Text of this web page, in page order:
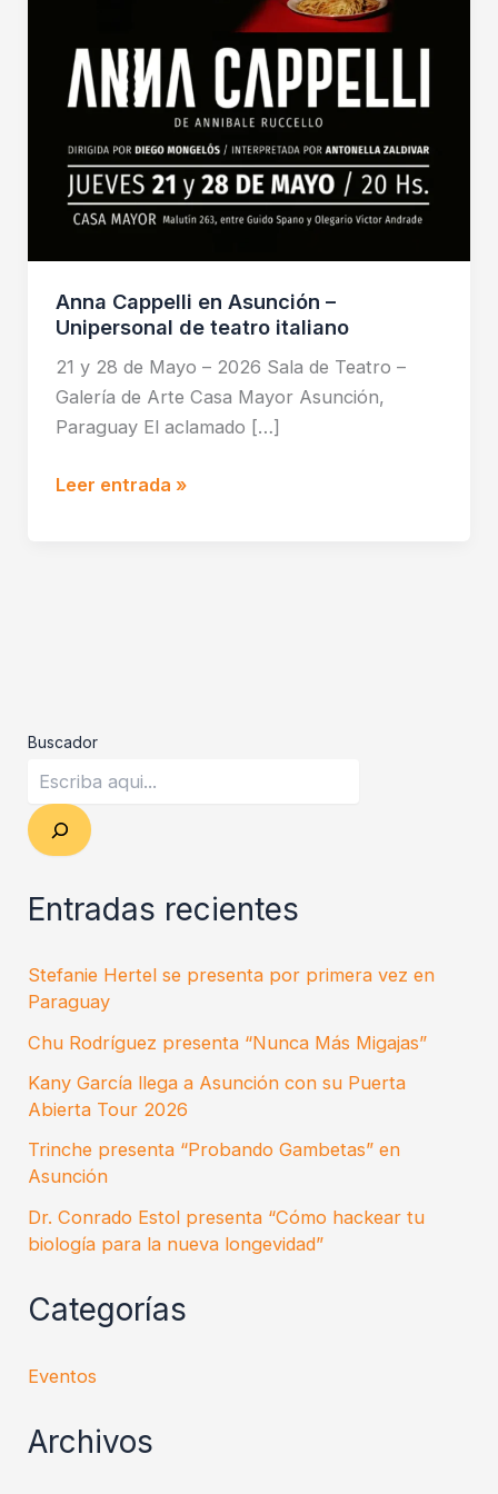
Anna Cappelli en Asunción –
Unipersonal de teatro italiano
21 y 28 de Mayo – 2026 Sala de Teatro –
Galería de Arte Casa Mayor Asunción,
Paraguay El aclamado […]
teatro
italiano
Leer entrada »
Buscador
Entradas recientes
Stefanie Hertel se presenta por primera vez en
Paraguay
Chu Rodríguez presenta “Nunca Más Migajas”
Kany García llega a Asunción con su Puerta
Abierta Tour 2026
Trinche presenta “Probando Gambetas” en
Asunción
Dr. Conrado Estol presenta “Cómo hackear tu
biología para la nueva longevidad”
Categorías
Eventos
Archivos